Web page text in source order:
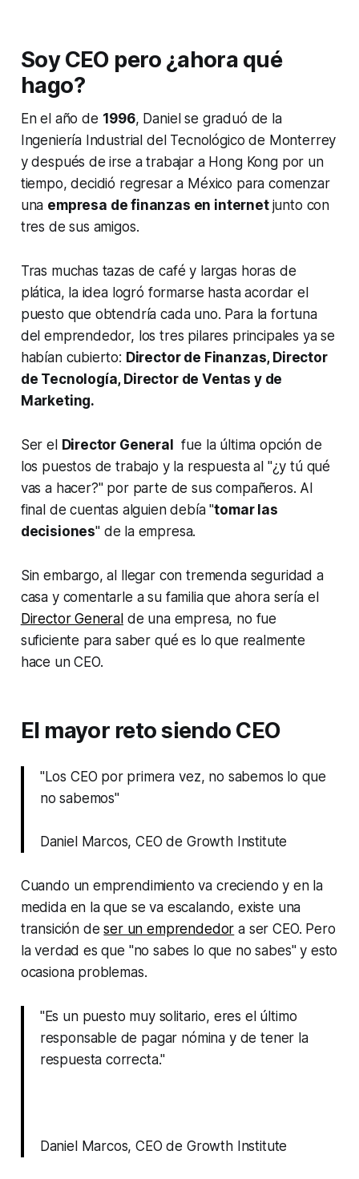
Soy CEO pero ¿ahora qué
hago?
En el año de 1996, Daniel se graduó de la
Ingeniería Industrial del Tecnológico de Monterrey
y después de irse a trabajar a Hong Kong por un
tiempo, decidió regresar a México para comenzar
una empresa de finanzas en internet junto con
tres de sus amigos.
Tras muchas tazas de café y largas horas de
plática, la idea logró formarse hasta acordar el
puesto que obtendría cada uno. Para la fortuna
del emprendedor, los tres pilares principales ya se
habían cubierto: Director de Finanzas, Director
de Tecnología, Director de Ventas y de
Marketing.
Ser el Director General fue la última opción de
los puestos de trabajo y la respuesta al "¿y tú qué
vas a hacer?" por parte de sus compañeros. Al
final de cuentas alguien debía "tomar las
decisiones" de la empresa.
Sin embargo, al llegar con tremenda seguridad a
casa y comentarle a su familia que ahora sería el
Director Generalde una empresa, no fue
suficiente para saber qué es lo que realmente
hace un CEO.
El mayor reto siendo CEO
"Los CEO por primera vez, no sabemos lo que
no sabemos"
Daniel Marcos, CEO de Growth Institute
Cuando un emprendimiento va creciendo y en la
medida en la que se va escalando, existe una
transición deser un emprendedor a ser CEO. Pero
la verdad es que "no sabes lo que no sabes" y esto
ocasiona problemas.
"Es un puesto muy solitario, eres el último
responsable de pagar nómina y de tener la
respuesta correcta."
Daniel Marcos, CEO de Growth Institute